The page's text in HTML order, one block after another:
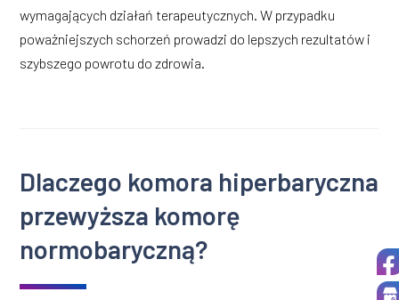
wymagających działań terapeutycznych. W przypadku
poważniejszych schorzeń prowadzi do lepszych rezultatów i
szybszego powrotu do zdrowia.
Dlaczego komora hiperbaryczna
przewyższa komorę
normobaryczną?